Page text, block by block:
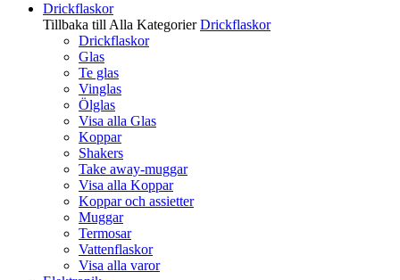
Drickflaskor
Tillbaka till Alla Kategorier Drickflaskor
Drickflaskor
Glas
Te glas
Vinglas
Ölglas
Visa alla Glas
Koppar
Shakers
Take away-muggar
Visa alla Koppar
Koppar och assietter
Muggar
Termosar
Vattenflaskor
Visa alla varor